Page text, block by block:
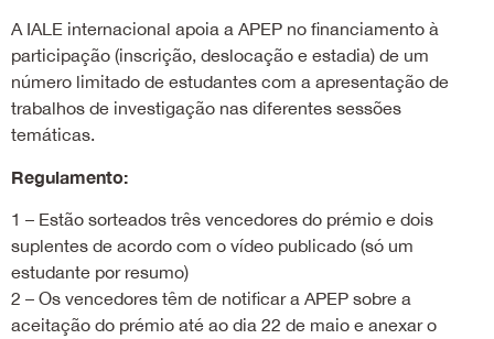
A IALE internacional apoia a APEP no financiamento à
participação (inscrição, deslocação e estadia) de um
número limitado de estudantes com a apresentação de
trabalhos de investigação nas diferentes sessões
temáticas.
Regulamento:
1 – Estão sorteados três vencedores do prémio e dois
suplentes de acordo com o vídeo publicado (só um
estudante por resumo)
2 – Os vencedores têm de notificar a APEP sobre a
aceitação do prémio até ao dia 22 de maio e anexar o